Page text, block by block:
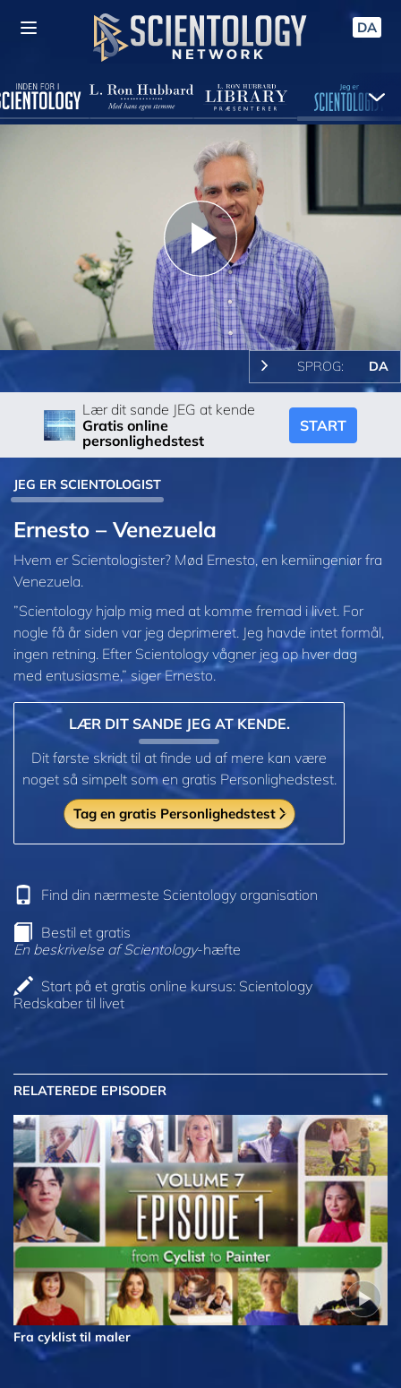
DA
Play
Video
SPROG: DA
Lær dit sande JEG at kende
Gratis online
personlighedstest
START
JEG ER SCIENTOLOGIST
Ernesto – Venezuela
Hvem er Scientologister? Mød Ernesto, en kemiingeniør fra
Venezuela.
”Scientology hjalp mig med at komme fremad i livet. For
nogle få år siden var jeg deprimeret. Jeg havde intet formål,
ingen retning. Efter Scientology vågner jeg op hver dag
med entusiasme,” siger Ernesto.
LÆR DIT SANDE JEG AT KENDE.
Dit første skridt til at finde ud af mere kan være
noget så simpelt som en gratis Personlighedstest.
Tag en gratis Personlighedstest
Find din nærmeste Scientology organisation
Bestil et gratis
En beskrivelse af Scientology-hæfte
Start på et gratis online kursus: Scientology
Redskaber til livet
RELATEREDE EPISODER
Fra cyklist til maler